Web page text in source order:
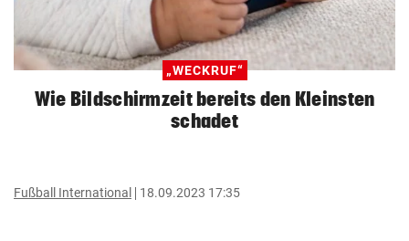
„WECKRUF“
Wie Bildschirmzeit bereits den Kleinsten
schadet
Fußball International 18.09.2023 17:35